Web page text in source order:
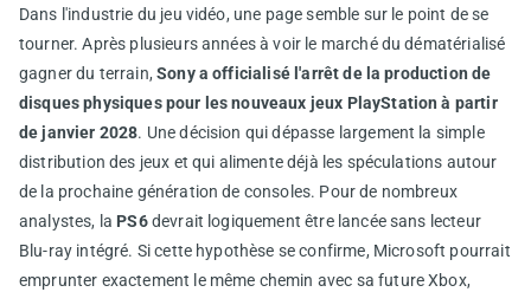
Dans l'industrie du jeu vidéo, une page semble sur le point de se
tourner. Après plusieurs années à voir le marché du dématérialisé
gagner du terrain,Sony a officialisé l'arrêt de la production de
disques physiques pour les nouveaux jeux PlayStation à partir
de janvier 2028. Une décision qui dépasse largement la simple
distribution des jeux et qui alimente déjà les spéculations autour
de la prochaine génération de consoles. Pour de nombreux
analystes, la PS6devrait logiquement être lancée sans lecteur
Blu-ray intégré. Si cette hypothèse se confirme, Microsoft pourrait
emprunter exactement le même chemin avec sa future Xbox,